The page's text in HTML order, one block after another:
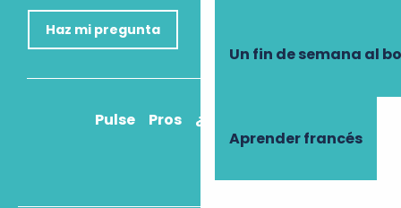
Un fin de semana al
Aprender francés
Haz mi pregunta
Pulse Pros ¿Cómo llegar?